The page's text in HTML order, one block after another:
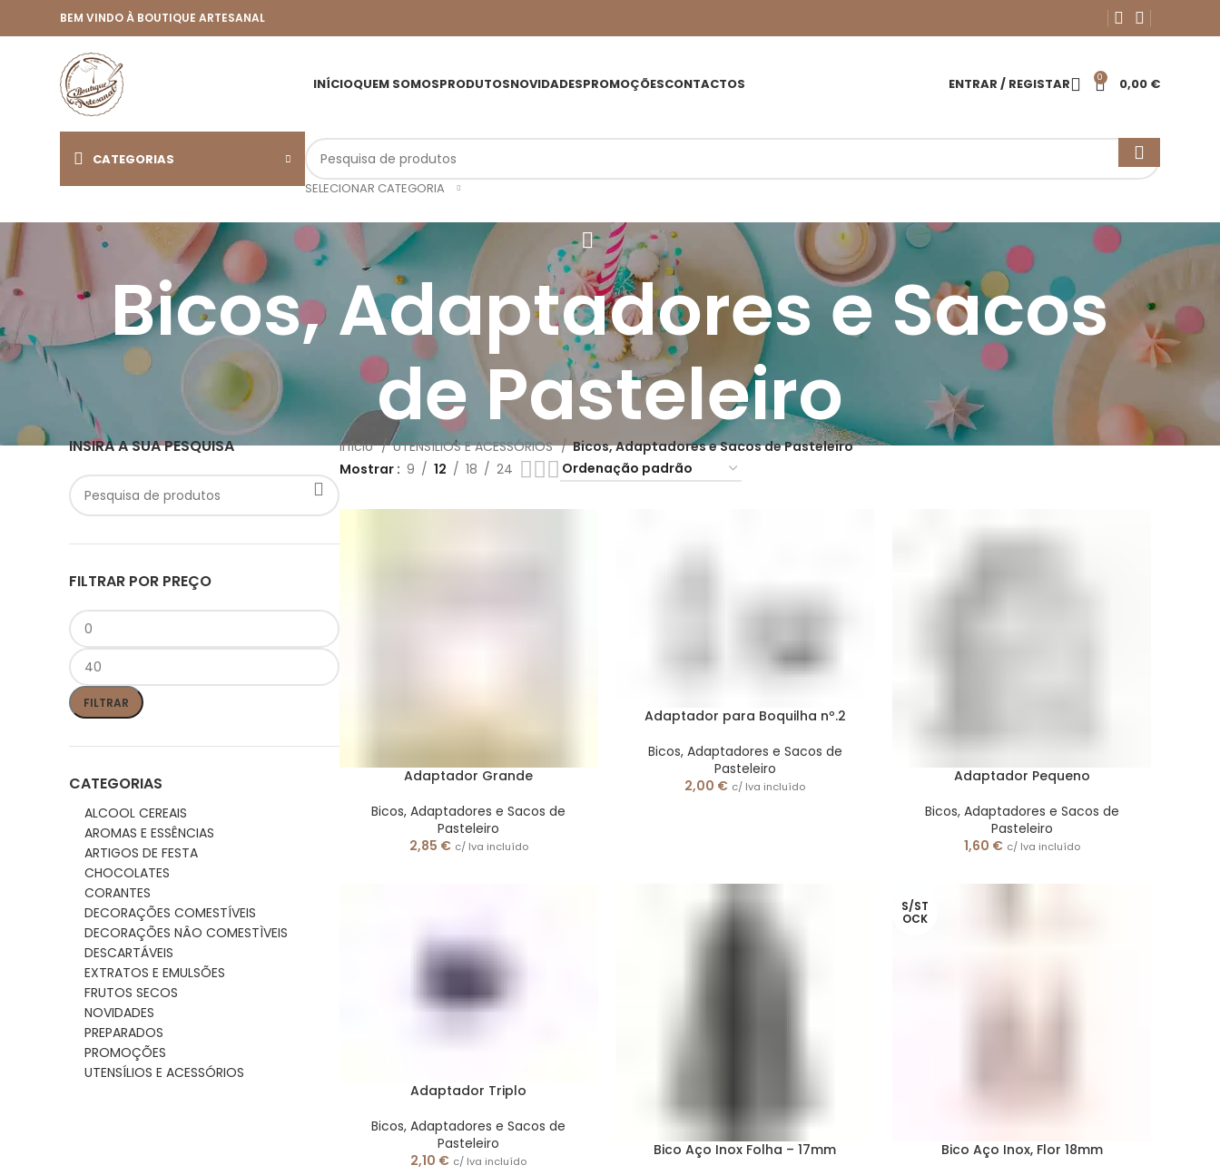
BEM VINDO À BOUTIQUE ARTESANAL
INÍCIOQUEM SOMOSPRODUTOSNOVIDADESPROMOÇÕESCONTACTOS ENTRAR / REGISTAR 0 0,00 €
CATEGORIAS
SELECIONAR CATEGORIA
Bicos, Adaptadores e Sacos
de Pasteleiro
INSIRA A SUA PESQUISA
FILTRAR POR PREÇO
Preço
mínimo
Preço
máximo
FILTRAR
CATEGORIAS
ALCOOL CEREAIS
AROMAS E ESSÊNCIAS
ARTIGOS DE FESTA
CHOCOLATES
CORANTES
DECORAÇÕES COMESTÍVEIS
DECORAÇÕES NÂO COMESTÌVEIS
DESCARTÁVEIS
EXTRATOS E EMULSÕES
FRUTOS SECOS
NOVIDADES
PREPARADOS
PROMOÇÕES
UTENSÍLIOS E ACESSÓRIOS
Início UTENSÍLIOS E ACESSÓRIOS
Bicos, Adaptadores e Sacos de Pasteleiro
Mostrar
9 12 18 24
Adaptador Grande
Bicos, Adaptadores e Sacos de
Pasteleiro
2,85 € c/ Iva incluído
Adaptador para Boquilha nº.2
Bicos, Adaptadores e Sacos de
Pasteleiro
2,00 € c/ Iva incluído
Adaptador Pequeno
Bicos, Adaptadores e Sacos de
Pasteleiro
1,60 € c/ Iva incluído
Adaptador Triplo
Bicos, Adaptadores e Sacos de
Pasteleiro
2,10 € c/ Iva incluído
Bico Aço Inox Folha – 17mm
S/ST
OCK
Bico Aço Inox, Flor 18mm